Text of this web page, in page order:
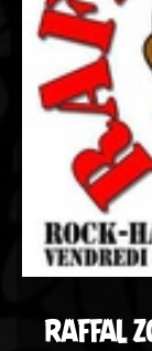
RAFFAL